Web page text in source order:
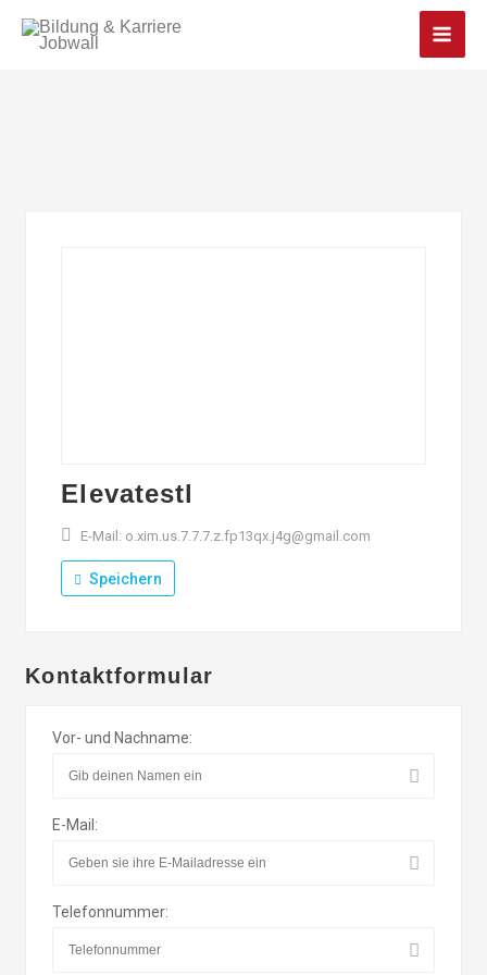
Main
Elevatestl
E-Mail: o.xim.us.7.7.7.z.fp13qx.j4g@gmail.com
Speichern
Kontaktformular
Vor- und Nachname:
E-Mail:
Telefonnummer: